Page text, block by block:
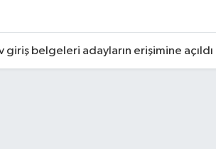
giriş belgeleri adayların erişimine açıldı